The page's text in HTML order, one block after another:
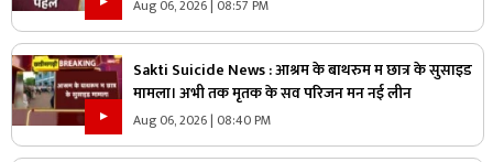
Aug 06, 2026 | 08:57 PM
Sakti Suicide News : आश्रम के बाथरुम म छात्र के सुसाइड
मामला। अभी तक मृतक के सव परिजन मन नई लीन
Aug 06, 2026 | 08:40 PM